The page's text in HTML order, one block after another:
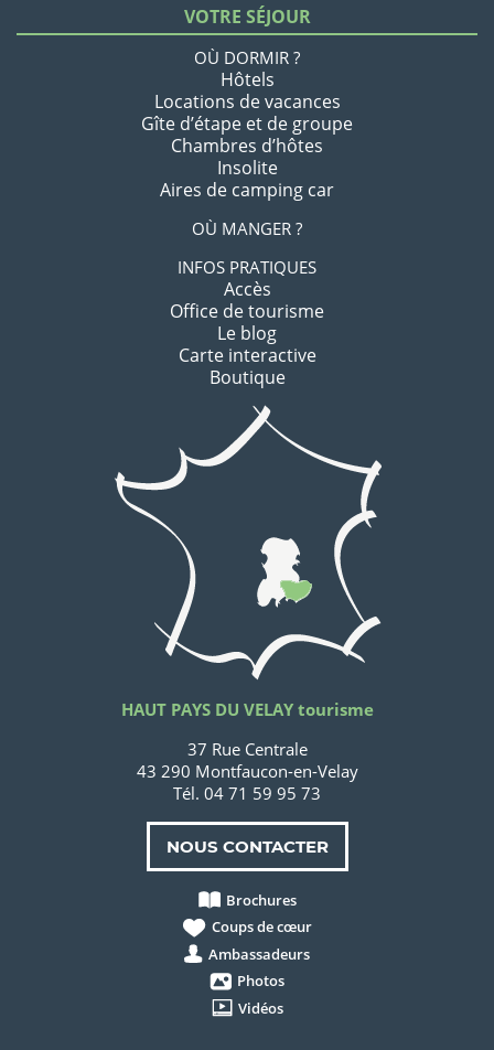
VOTRE SÉJOUR
OÙ DORMIR ?
Hôtels
Locations de vacances
Gîte d’étape et de groupe
Chambres d’hôtes
Insolite
Aires de camping car
OÙ MANGER ?
INFOS PRATIQUES
Accès
Office de tourisme
Le blog
Carte interactive
Boutique
HAUT PAYS DU VELAY tourisme
37 Rue Centrale
43 290 Montfaucon-en-Velay
Tél. 04 71 59 95 73
NOUS CONTACTER
Brochures
Coups de cœur
Ambassadeurs
Photos
Vidéos